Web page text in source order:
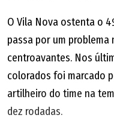
O Vila Nova ostenta o
passa por um problema
centroavantes. Nos
colorados foi marcado
artilheiro do time na
dez rodadas.